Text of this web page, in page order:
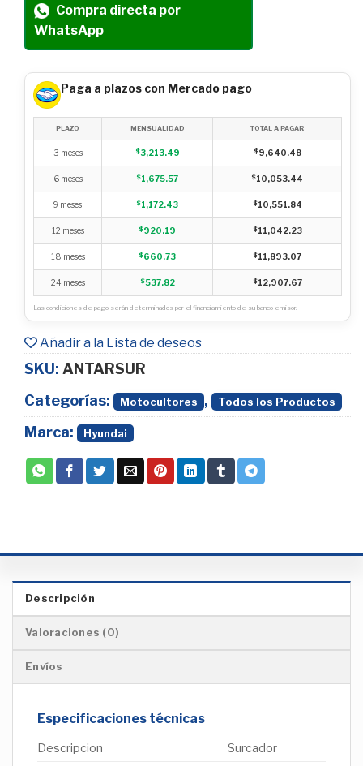
Compra directa por
WhatsApp
Paga a plazos con Mercado pago
PLAZO MENSUALIDAD TOTAL A PAGAR
3 meses $3,213.49 $9,640.48
6 meses $1,675.57 $10,053.44
9 meses $1,172.43 $10,551.84
12 meses $920.19 $11,042.23
18 meses $660.73 $11,893.07
24 meses $537.82 $12,907.67
Las condiciones de pago serán determinados por el financiamiento de su banco emisor.
Añadir a la Lista de deseos
SKU: ANTARSUR
Categorías:
Motocultores , Todos los Productos
Marca: Hyundai
Descripción
Valoraciones (0)
Envíos
Especificaciones técnicas
Descripcion Surcador